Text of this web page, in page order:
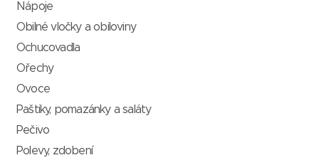
Nápoje
Obilné vločky a obiloviny
Ochucovadla
Ořechy
Ovoce
Paštiky, pomazánky a saláty
Pečivo
Polevy, zdobení